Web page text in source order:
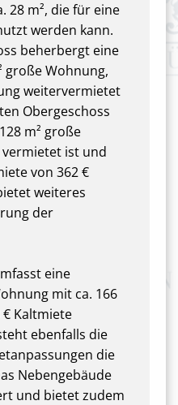
28 m², die für eine
werden kann.
beherbergt eine
große Wohnung,
weitervermietet
Obergeschoss
m² große
ist und
von 362 €
weiteres
der
eine
mit ca. 166
€ Kaltmiete
ebenfalls die
die
Nebengebäude
und bietet zudem